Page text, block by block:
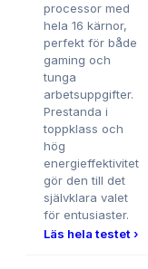
processor med
hela 16 kärnor,
perfekt för både
gaming och
tunga
arbetsuppgifter.
Prestanda i
toppklass och
hög
energieffektivitet
gör den till det
självklara valet
för entusiaster.
Läs hela testet ›